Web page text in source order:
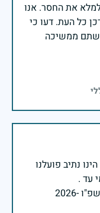
את החסר. אנו
כל העת. דעו כי
ממשיכה
נתיב פועלנו
-2026